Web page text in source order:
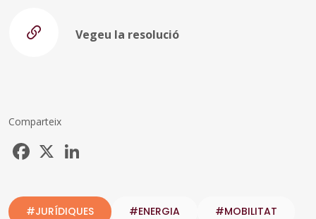
Vegeu la resolució
Comparteix
Facebook
#JURÍDIQUES #ENERGIA #MOBILITAT